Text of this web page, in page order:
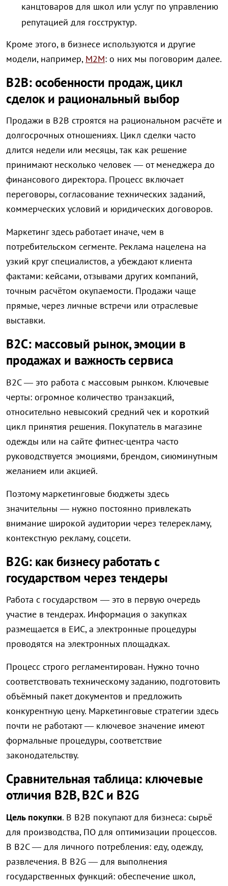
канцтоваров для школ или услуг по управлению
репутацией для госструктур.
Кроме этого, в бизнесе используются и другие
модели, например, M2M: о них мы поговорим далее.
B2B: особенности продаж, цикл
сделок и рациональный выбор
Продажи в B2B строятся на рациональном расчёте и
долгосрочных отношениях. Цикл сделки часто
длится недели или месяцы, так как решение
принимают несколько человек — от менеджера до
финансового директора. Процесс включает
переговоры, согласование технических заданий,
коммерческих условий и юридических договоров.
Маркетинг здесь работает иначе, чем в
потребительском сегменте. Реклама нацелена на
узкий круг специалистов, а убеждают клиента
фактами: кейсами, отзывами других компаний,
точным расчётом окупаемости. Продажи чаще
прямые, через личные встречи или отраслевые
выставки.
B2C: массовый рынок, эмоции в
продажах и важность сервиса
B2C — это работа с массовым рынком. Ключевые
черты: огромное количество транзакций,
относительно невысокий средний чек и короткий
цикл принятия решения. Покупатель в магазине
одежды или на сайте фитнес-центра часто
руководствуется эмоциями, брендом, сиюминутным
желанием или акцией.
Поэтому маркетинговые бюджеты здесь
значительны — нужно постоянно привлекать
внимание широкой аудитории через телерекламу,
контекстную рекламу, соцсети.
B2G: как бизнесу работать с
государством через тендеры
Работа с государством — это в первую очередь
участие в тендерах. Информация о закупках
размещается в ЕИС, а электронные процедуры
проводятся на электронных площадках.
Процесс строго регламентирован. Нужно точно
соответствовать техническому заданию, подготовить
объёмный пакет документов и предложить
конкурентную цену. Маркетинговые стратегии здесь
почти не работают — ключевое значение имеют
формальные процедуры, соответствие
законодательству.
Сравнительная таблица: ключевые
отличия B2B, B2C и B2G
Цель покупки. В B2B покупают для бизнеса: сырьё
для производства, ПО для оптимизации процессов.
В B2C — для личного потребления: еду, одежду,
развлечения. В B2G — для выполнения
государственных функций: обеспечение школ,